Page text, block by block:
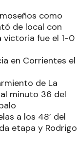
como
de local con
victoria fue el 1-0
en Corrientes el
de La
minuto 36 del
a los 48’ del
etapa y Rodrigo